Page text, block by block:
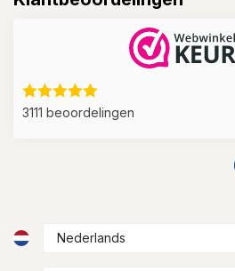
3111 beoordelingen